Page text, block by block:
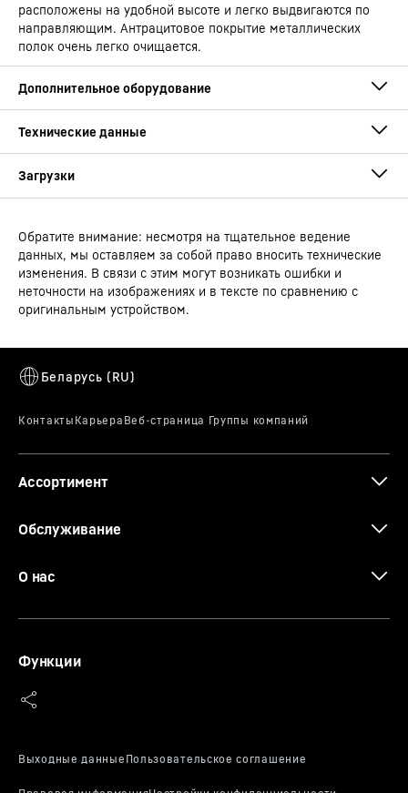
расположены на удобной высоте и легко выдвигаются по
направляющим. Антрацитовое покрытие металлических
полок очень легко очищается.
eDoorLock
это ваши вина. Их защищает электронный замок в
эффективнее и удобнее других замков, поскольку
Тип устройства Винный шкаф Professional
Штрих-код
Сбытовый номер артикула
Руководство по эксплуатации
Габаритный чертеж
Схема хранения вина
Обратите внимание: несмотря на тщательное ведение
данных, мы оставляем за собой право вносить технические
изменения. В связи с этим могут возникать ошибки и
неточности на изображениях и в тексте по сравнению с
оригинальным устройством.
Ассортимент
Обслуживание
О нас
Функции